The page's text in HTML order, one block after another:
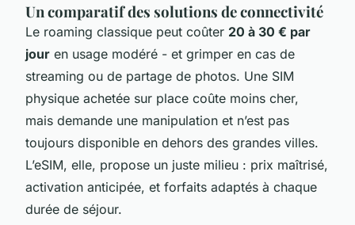
Un comparatif des solutions de connectivité
Le roaming classique peut coûter 20 à 30 € par
jour en usage modéré - et grimper en cas de
streaming ou de partage de photos. Une SIM
physique achetée sur place coûte moins cher,
mais demande une manipulation et n’est pas
toujours disponible en dehors des grandes villes.
L’eSIM, elle, propose un juste milieu : prix maîtrisé,
activation anticipée, et forfaits adaptés à chaque
durée de séjour.